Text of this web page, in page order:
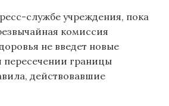
службе учреждения, пока
комиссия
не введет новые
пересечении границы
действовавшие